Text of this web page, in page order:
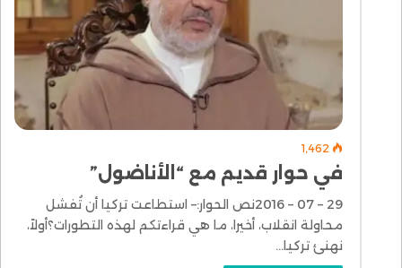
1٬462
في حوار قديم مع “الأناضول”
29 – 07 – 2016نص الحوار:– استطاعت تركيا أن تُفشل
محاولة انقلاب، أخيرا، ما هي قراءتكم لهذه التطورات؟أولاً،
نهنئ تركيا…